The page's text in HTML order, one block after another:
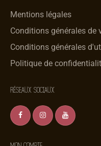
Mentions légales
Conditions générales de
Conditions générales
Politique de
RÉSEAUX SOCIAUX